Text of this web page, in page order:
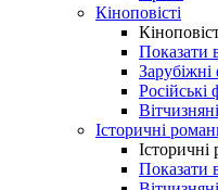
Кіноповісті
Показати
Зарубіжні
Російські
Історичні
Історичні
Показати